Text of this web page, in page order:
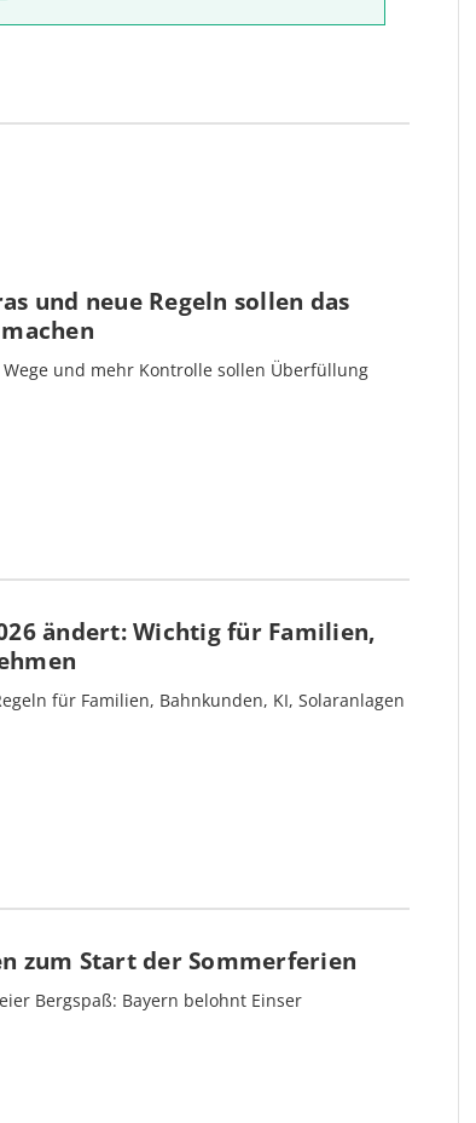
und neue Regeln sollen das
Wege und mehr Kontrolle sollen Überfüllung
ändert: Wichtig für Familien,
für Familien, Bahnkunden, KI, Solaranlagen
zum Start der Sommerferien
Bergspaß: Bayern belohnt Einser